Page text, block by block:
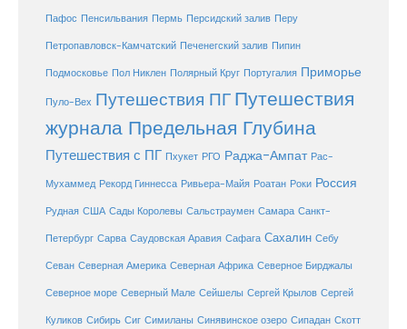
Пафос Пенсильвания Пермь Персидский залив Перу
Петропавловск-Камчатский Печенегский залив Пипин
Подмосковье Пол Никлен Полярный Круг Португалия Приморье
Пуло-Вех Путешествия ПГ Путешествия
журнала Предельная Глубина
Путешествия с ПГ Пхукет РГО Раджа-Ампат Рас-
Мухаммед Рекорд Гиннесса Ривьера-Майя Роатан Роки Россия
Рудная США Сады Королевы Сальстраумен Самара Санкт-
Петербург Сарва Саудовская Аравия Сафага Сахалин Себу
Севан Северная Америка Северная Африка Северное Бирджалы
Северное море Северный Мале Сейшелы Сергей Крылов Сергей
Куликов Сибирь Сиг Симиланы Синявинское озеро Сипадан Скотт